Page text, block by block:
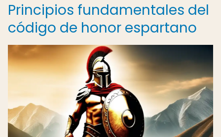
Principios fundamentales del
código de honor espartano